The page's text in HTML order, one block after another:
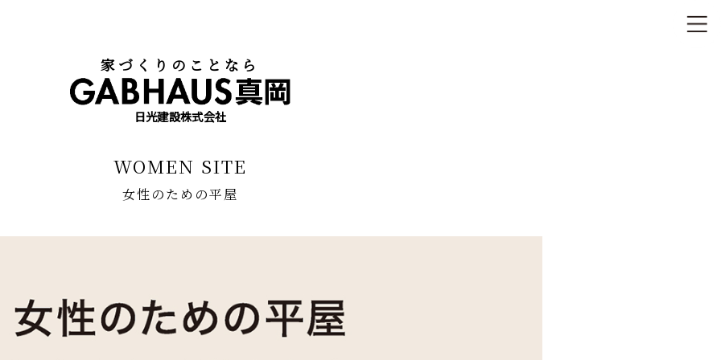
家づくりのことなら
日光建設株式会社
WOMEN SITE
女性のための平屋